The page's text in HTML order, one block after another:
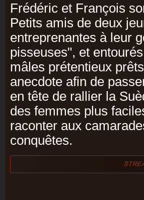
Frédéric et François
Petits amis de deux
entreprenantes à leur
pisseuses", et
mâles prétentieux
anecdote afin de
en tête de rallier la
des femmes plus
raconter aux
conquêtes.